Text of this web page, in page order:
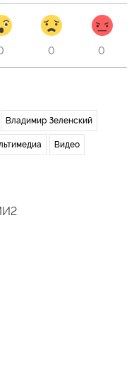
0 0
Владимир Зеленский
Видео